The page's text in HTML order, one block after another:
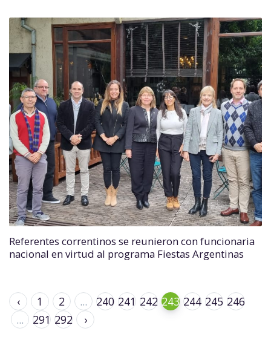
Referentes correntinos se reunieron con funcionaria
nacional en virtud al programa Fiestas Argentinas
‹ 1 2 ... 240 241 242 243 244 245 246
...
291 292 ›